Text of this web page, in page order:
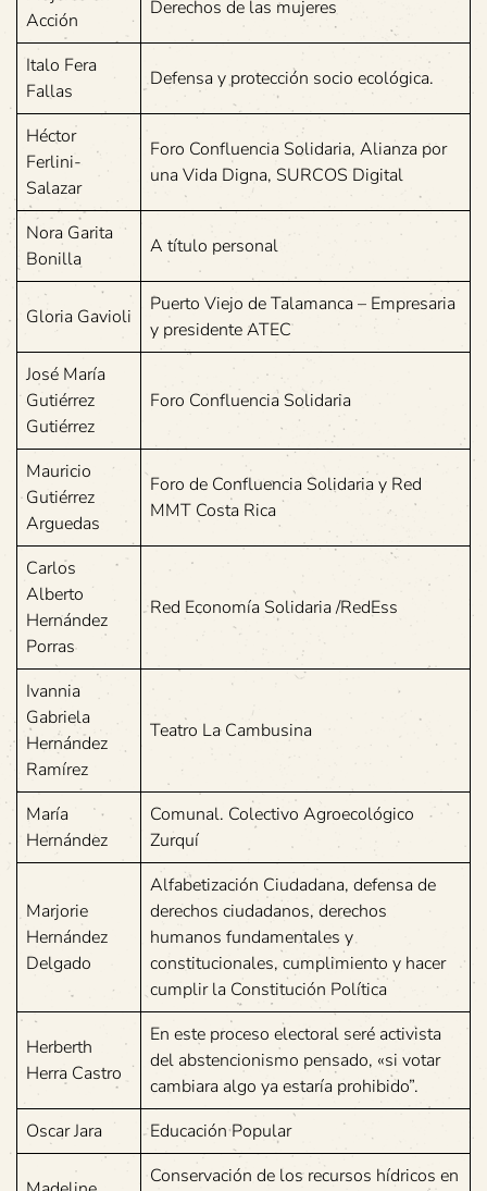
Acción
Derechos de las mujeres
Italo Fera
Fallas
Defensa y protección socio ecológica.
Héctor
Ferlini-
Salazar
Foro Confluencia Solidaria, Alianza por
una Vida Digna, SURCOS Digital
Nora Garita
Bonilla
A título personal
Gloria Gavioli
Puerto Viejo de Talamanca – Empresaria
y presidente ATEC
José María
Gutiérrez
Gutiérrez
Foro Confluencia Solidaria
Mauricio
Gutiérrez
Arguedas
Foro de Confluencia Solidaria y Red
MMT Costa Rica
Carlos
Alberto
Hernández
Porras
Red Economía Solidaria /RedEss
Ivannia
Gabriela
Hernández
Ramírez
Teatro La Cambusina
María
Hernández
Comunal. Colectivo Agroecológico
Zurquí
Marjorie
Hernández
Delgado
Alfabetización Ciudadana, defensa de
derechos ciudadanos, derechos
humanos fundamentales y
constitucionales, cumplimiento y hacer
cumplir la Constitución Política
Herberth
Herra Castro
En este proceso electoral seré activista
del abstencionismo pensado, «si votar
cambiara algo ya estaría prohibido”.
Oscar Jara
Educación Popular
Conservación de los recursos hídricos en